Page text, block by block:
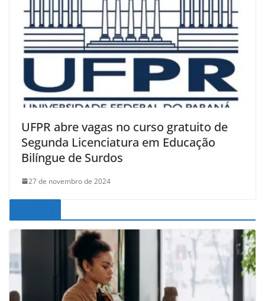
UFPR abre vagas no curso gratuito de
Segunda Licenciatura em Educação
Bilíngue de Surdos
27 de novembro de 2024